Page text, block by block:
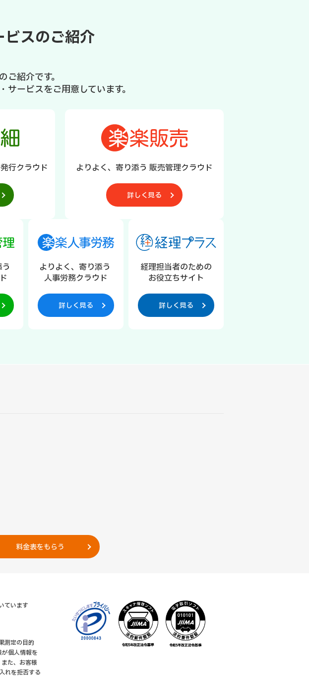
ビスのご紹介
ご紹介です。
ービスをご用意しています。
行クラウド よりよく、寄り添う 販売管理クラウド
詳しく見る
よりよく、寄り添う
人事労務クラウド
詳しく見る
経理担当者のための
お役立ちサイト
詳しく見る
料金表をもらう
ています
測定の目的
個人情報を
た、お客様
れを拒否する